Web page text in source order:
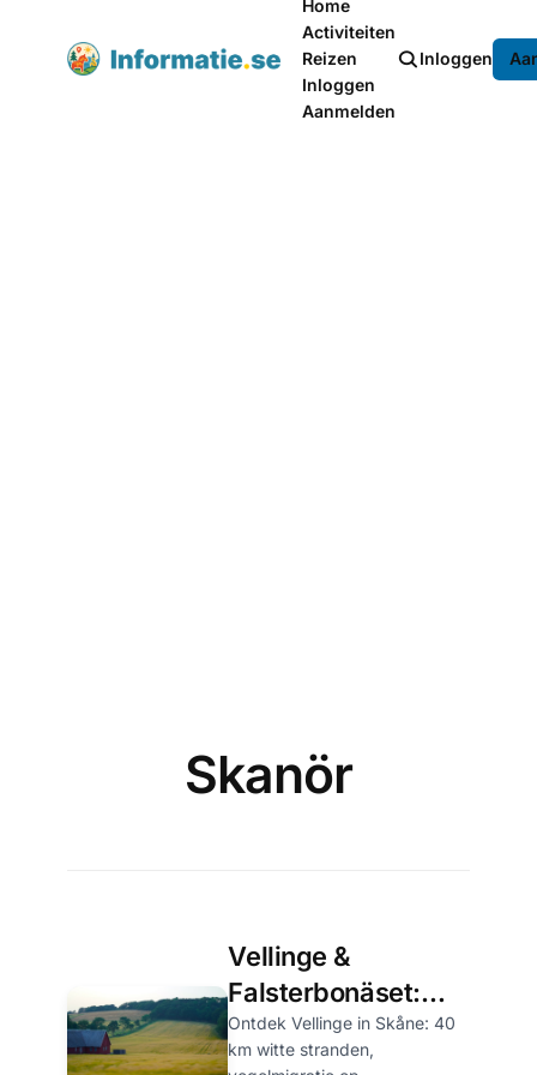
Home
Activiteiten
Reizen
Inloggen
Aanmelden
Inloggen
Skanör
Vellinge &
Falsterbonäset:
witte stranden,
vogels en Skåne-
Ontdek Vellinge in Skåne: 40
km witte stranden,